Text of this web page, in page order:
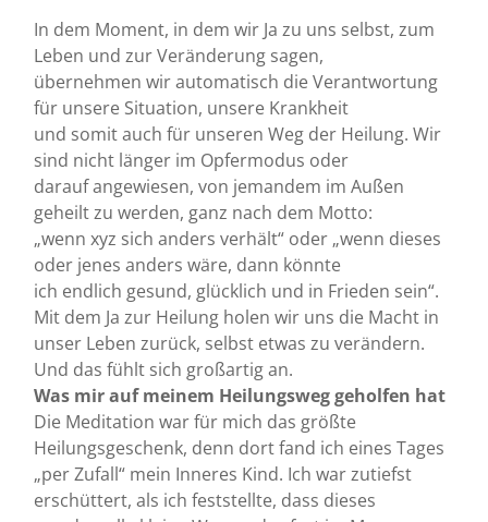
In dem Moment, in dem wir Ja zu uns selbst, zum
Leben und zur Veränderung sagen,
übernehmen wir automatisch die Verantwortung
für unsere Situation, unsere Krankheit
und somit auch für unseren Weg der Heilung. Wir
sind nicht länger im Opfermodus oder
darauf angewiesen, von jemandem im Außen
geheilt zu werden, ganz nach dem Motto:
„wenn xyz sich anders verhält“ oder „wenn dieses
oder jenes anders wäre, dann könnte
ich endlich gesund, glücklich und in Frieden sein“.
Mit dem Ja zur Heilung holen wir uns die Macht in
unser Leben zurück, selbst etwas zu verändern.
Und das fühlt sich großartig an.
Was mir auf meinem Heilungsweg geholfen hat
Die Meditation war für mich das größte
Heilungsgeschenk, denn dort fand ich eines Tages
„per Zufall“ mein Inneres Kind. Ich war zutiefst
erschüttert, als ich feststellte, dass dieses